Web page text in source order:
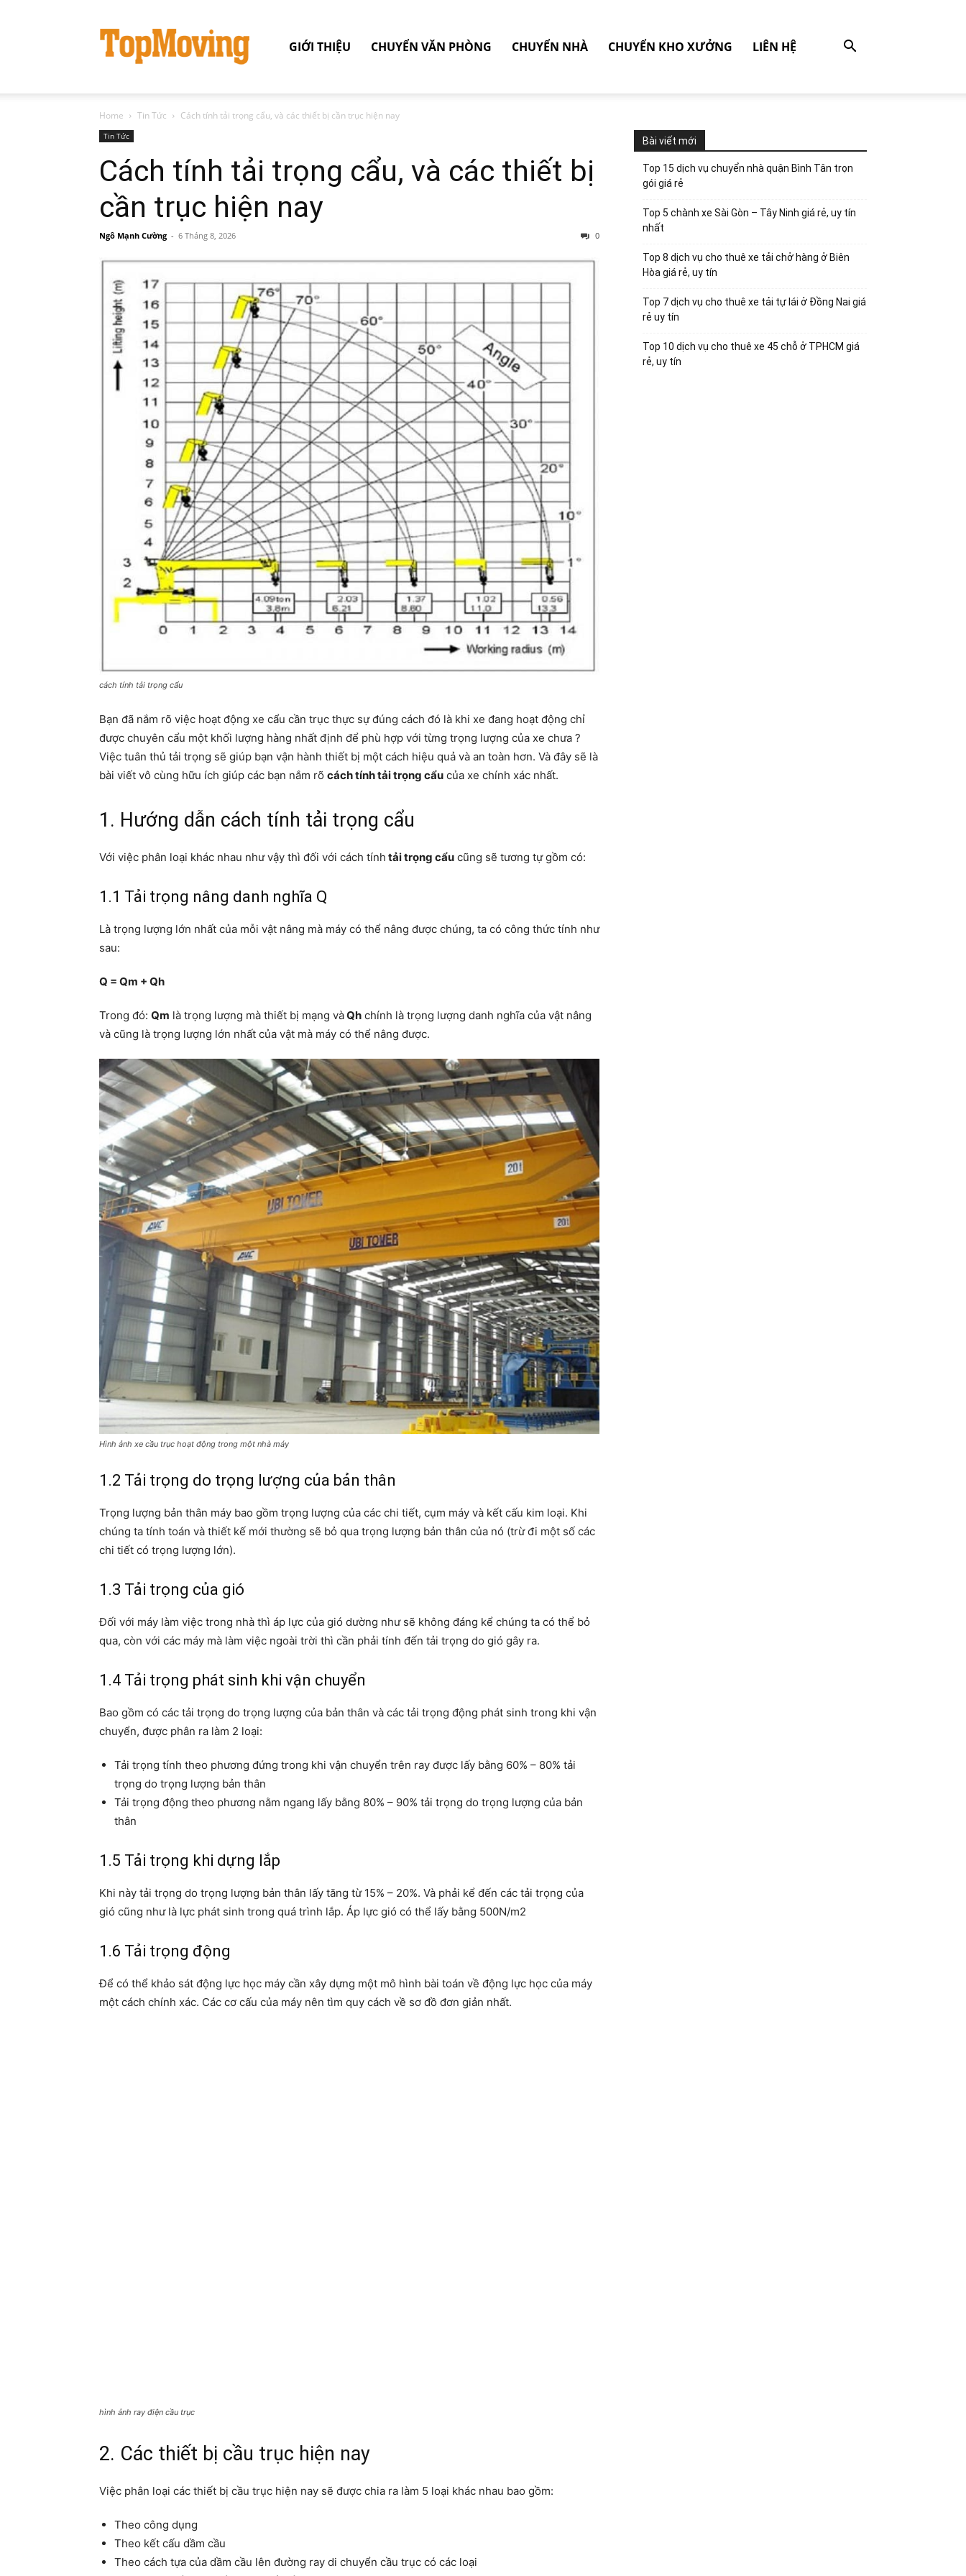
GIỚI THIỆU CHUYỂN VĂN PHÒNG CHUYỂN NHÀ CHUYỂN KHO XƯỞNG LIÊN HỆ
Home Tin Tức Cách tính tải trọng cẩu, và các thiết bị cần trục hiện nay
Tin Tức
Cách tính tải trọng cẩu, và các thiết bị
cần trục hiện nay
Ngô Mạnh Cường - 6 Tháng 8, 2026 0
cách tính tải trọng cẩu
Bạn đã nắm rõ việc hoạt động xe cẩu cần trục thực sự đúng cách đó là khi xe đang hoạt động chỉ
được chuyên cẩu một khối lượng hàng nhất định để phù hợp với từng trọng lượng của xe chưa ?
Việc tuân thủ tải trọng sẽ giúp bạn vận hành thiết bị một cách hiệu quả và an toàn hơn. Và đây sẽ là
bài viết vô cùng hữu ích giúp các bạn nắm rõ cách tính tải trọng cẩu của xe chính xác nhất.
1. Hướng dẫn cách tính tải trọng cẩu
Với việc phân loại khác nhau như vậy thì đối với cách tính tải trọng cẩu cũng sẽ tương tự gồm có:
1.1 Tải trọng nâng danh nghĩa Q
Là trọng lượng lớn nhất của mỗi vật nâng mà máy có thể nâng được chúng, ta có công thức tính như
sau:
Q = Qm + Qh
Trong đó: Qm là trọng lượng mà thiết bị mạng vàQh chính là trọng lượng danh nghĩa của vật nâng
và cũng là trọng lượng lớn nhất của vật mà máy có thể nâng được.
Hình ảnh xe cầu trục hoạt động trong một nhà máy
1.2 Tải trọng do trọng lượng của bản thân
Trọng lượng bản thân máy bao gồm trọng lượng của các chi tiết, cụm máy và kết cấu kim loại. Khi
chúng ta tính toán và thiết kế mới thường sẽ bỏ qua trọng lượng bản thân của nó (trừ đi một số các
chi tiết có trọng lượng lớn).
1.3 Tải trọng của gió
Đối với máy làm việc trong nhà thì áp lực của gió dường như sẽ không đáng kể chúng ta có thể bỏ
qua, còn với các máy mà làm việc ngoài trời thì cần phải tính đến tải trọng do gió gây ra.
1.4 Tải trọng phát sinh khi vận chuyển
Bao gồm có các tải trọng do trọng lượng của bản thân và các tải trọng động phát sinh trong khi vận
chuyển, được phân ra làm 2 loại:
Tải trọng tính theo phương đứng trong khi vận chuyển trên ray được lấy bằng 60% – 80% tải
trọng do trọng lượng bản thân
Tải trọng động theo phương nằm ngang lấy bằng 80% – 90% tải trọng do trọng lượng của bản
thân
1.5 Tải trọng khi dựng lắp
Khi này tải trọng do trọng lượng bản thân lấy tăng từ 15% – 20%. Và phải kể đến các tải trọng của
gió cũng như là lực phát sinh trong quá trình lắp. Áp lực gió có thể lấy bằng 500N/m2
1.6 Tải trọng động
Để có thể khảo sát động lực học máy cần xây dựng một mô hình bài toán về động lực học của máy
một cách chính xác. Các cơ cấu của máy nên tìm quy cách về sơ đồ đơn giản nhất.
hình ảnh ray điện cầu trục
2. Các thiết bị cầu trục hiện nay
Việc phân loại các thiết bị cầu trục hiện nay sẽ được chia ra làm 5 loại khác nhau bao gồm:
Theo công dụng
Theo kết cấu dầm cầu
Theo cách tựa của dầm cầu lên đường ray di chuyển cầu trục có các loại
Bài viết mới
Top 15 dịch vụ chuyển nhà quận Bình Tân trọn
gói giá rẻ
Top 5 chành xe Sài Gòn – Tây Ninh giá rẻ, uy tín
nhất
Top 8 dịch vụ cho thuê xe tải chở hàng ở Biên
Hòa giá rẻ, uy tín
Top 7 dịch vụ cho thuê xe tải tự lái ở Đồng Nai giá
rẻ uy tín
Top 10 dịch vụ cho thuê xe 45 chỗ ở TPHCM giá
rẻ, uy tín